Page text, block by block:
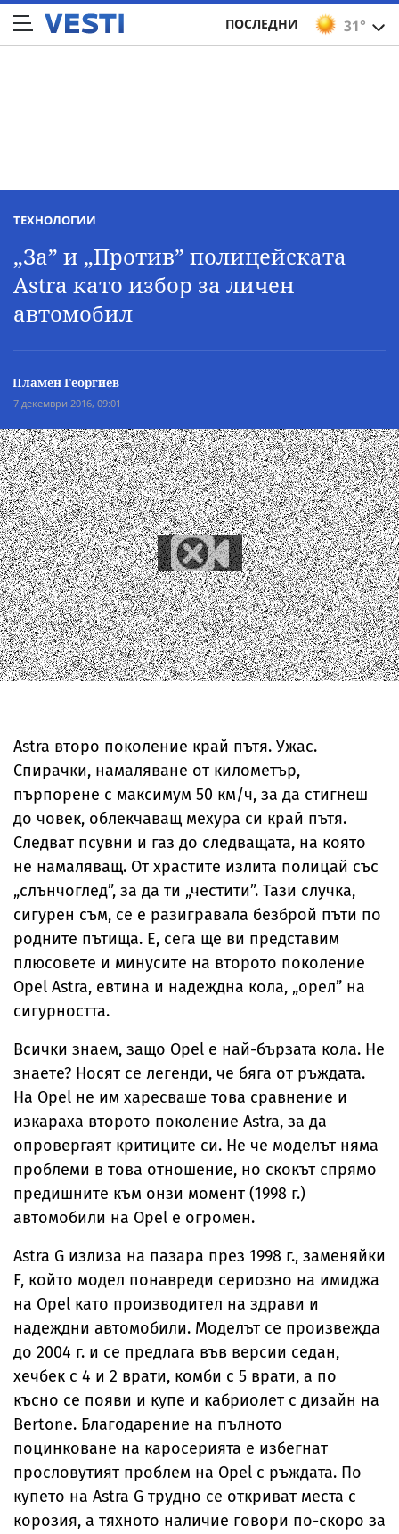
31°
ПОСЛЕДНИ
ТЕХНОЛОГИИ
„За” и „Против” полицейската
Astra като избор за личен
автомобил
Пламен Георгиев
7 декември 2016, 09:01
Astra второ поколение край пътя. Ужас.
Спирачки, намаляване от километър,
пърпорене с максимум 50 км/ч, за да стигнеш
до човек, облекчаващ мехура си край пътя.
Следват псувни и газ до следващата, на която
не намаляващ. От храстите излита полицай със
„слънчоглед”, за да ти „честити”. Тази случка,
сигурен съм, се е разигравала безброй пъти по
родните пътища. Е, сега ще ви представим
плюсовете и минусите на второто поколение
Opel Astra, евтина и надеждна кола, „орел” на
сигурността.
Всички знаем, защо Opel е най-бързата кола. Не
знаете? Носят се легенди, че бяга от ръждата.
На Opel не им харесваше това сравнение и
изкараха второто поколение Astra, за да
опровергаят критиците си. Не че моделът няма
проблеми в това отношение, но скокът спрямо
предишните към онзи момент (1998 г.)
автомобили на Opel е огромен.
Astra G излиза на пазара през 1998 г., заменяйки
F, който модел понавреди сериозно на имиджа
на Opel като производител на здрави и
надеждни автомобили. Моделът се произвежда
до 2004 г. и се предлага във версии седан,
хечбек с 4 и 2 врати, комби с 5 врати, а по
късно се появи и купе и кабриолет с дизайн на
Bertone. Благодарение на пълното
поцинковане на каросерията е избегнат
прословутият проблем на Opel с ръждата. По
купето на Astra G трудно се откриват места с
корозия, а тяхното наличие говори по-скоро за